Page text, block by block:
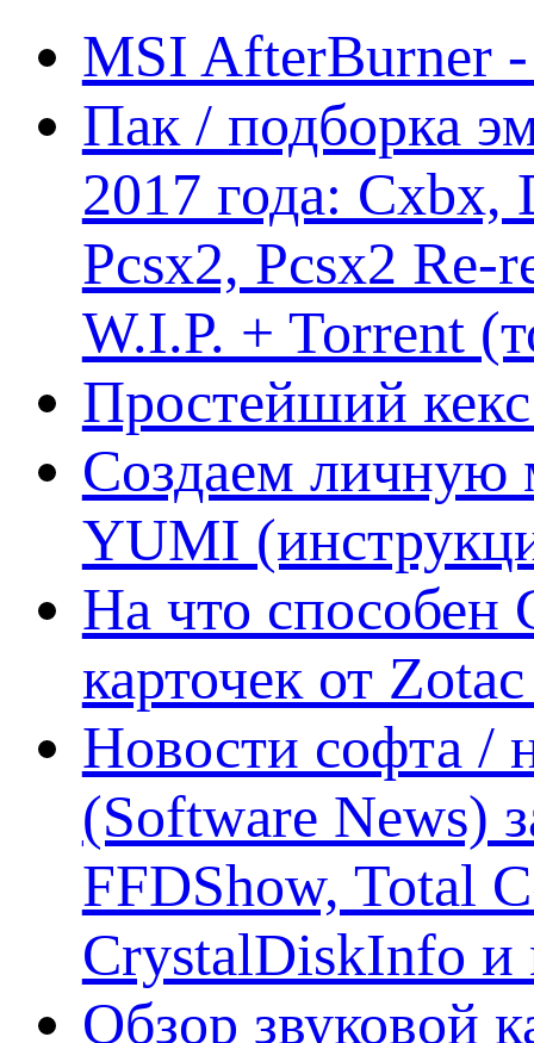
MSI AfterBurner
Пак / подборка
2017 года:
Pcsx2, Pcsx2
W.I.P. + Torrent
Простейший кекс
Создаем личную
YUMI
На что способен
карточек от
Новости софта /
(Software News)
FFDShow, Total
CrystalDiskInfo и
Обзор звуковой